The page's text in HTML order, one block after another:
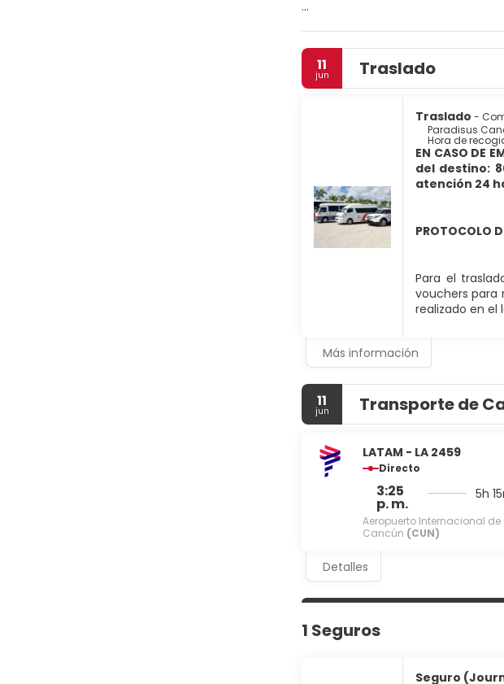
conexión a Internet wifi gratis,
Te sentirás como en tu propia
de baño está provisto de ducha,
incluyen caja fuerte, escritorio y
Degusta algo de cocina
servicio de habitaciones con
o en uno de los 7 bares con salón.
Tendrás un centro de negocios,
incluyen centro de conferencias y
11
jun Traslado
Traslado -
Paradisus
Hora de
EN CASO DE
del destino:
atención 24
PROTOCOLO
Para el
vouchers para
realizado en el
Más información
11
jun Transporte de
LATAM - LA 2459
Directo
3:25
p. m.
Aeropuerto Internacional de
Cancún (CUN)
5h
Detalles
1 Seguros
Seguro